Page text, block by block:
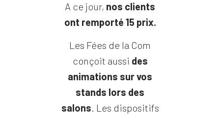
A ce jour, nos clients
ont remporté 15 prix.
Les Fées de la Com
conçoit aussi des
animations sur vos
stands lors des
salons. Les dispositifs